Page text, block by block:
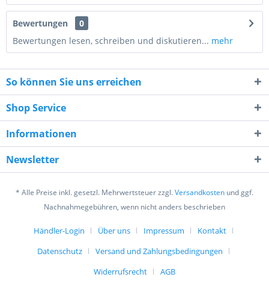
8 - 3 = ?
Ich habe dieDatenschutzerklärunggelesen,
verstanden und stimme zu. *
Bewertungen
0
Bewertungen lesen, schreiben und diskutieren... mehr
So können Sie uns erreichen
Shop Service
Informationen
Newsletter
* Alle Preise inkl. gesetzl. Mehrwertsteuer zzgl.Versandkosten und ggf.
Nachnahmegebühren, wenn nicht anders beschrieben
Händler-Login Über uns Impressum
Kontakt
Datenschutz
Versand und Zahlungsbedingungen
Widerrufsrecht
AGB